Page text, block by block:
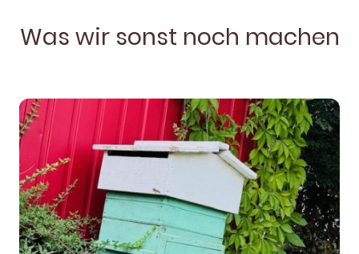
Was wir sonst noch machen